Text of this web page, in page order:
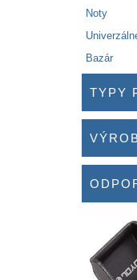
Noty
Bazár
TYPY